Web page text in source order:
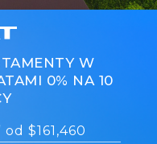
$161,460
W
0% NA 10